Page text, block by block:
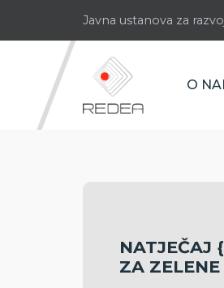
Javna ustanova za
O
NATJEČAJ
ZA ZELENE